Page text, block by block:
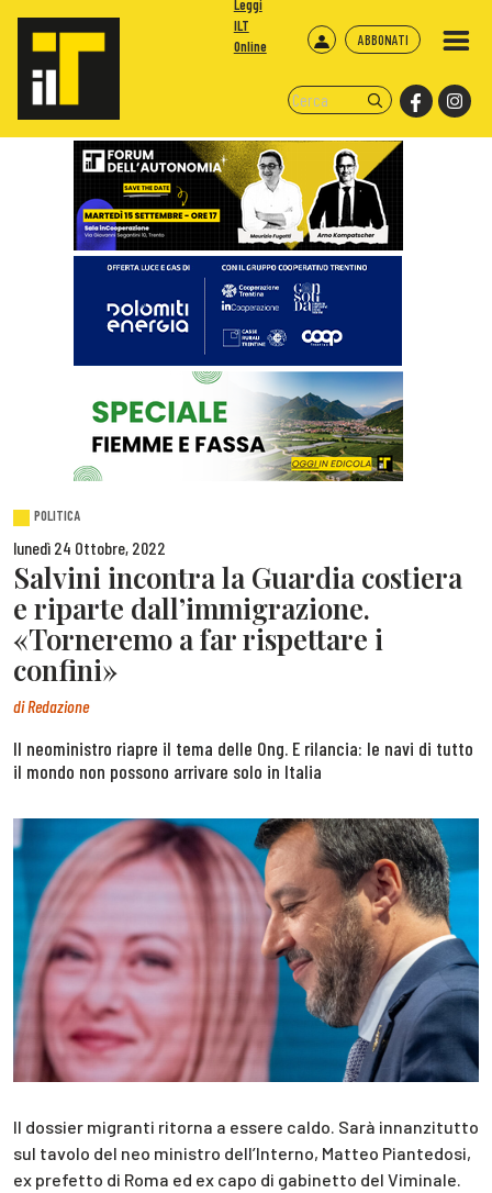
ABBONATI
Leggi
ILT
Online
POLITICA
lunedì 24 Ottobre, 2022
Salvini incontra la Guardia costiera
e riparte dall’immigrazione.
«Torneremo a far rispettare i
confini»
diRedazione
Il neoministro riapre il tema delle Ong. E rilancia: le navi di tutto
il mondo non possono arrivare solo in Italia
Il dossier migranti ritorna a essere caldo. Sarà innanzitutto
sul tavolo del neo ministro dell’Interno, Matteo Piantedosi,
ex prefetto di Roma ed ex capo di gabinetto del Viminale.